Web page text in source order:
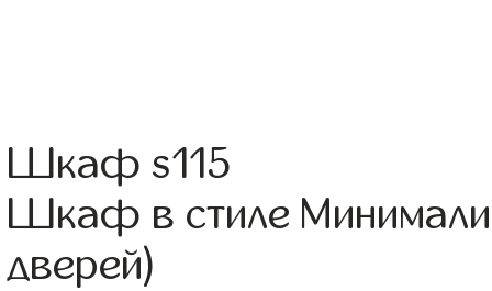
Шкаф s115
Шкаф в стиле
дверей)